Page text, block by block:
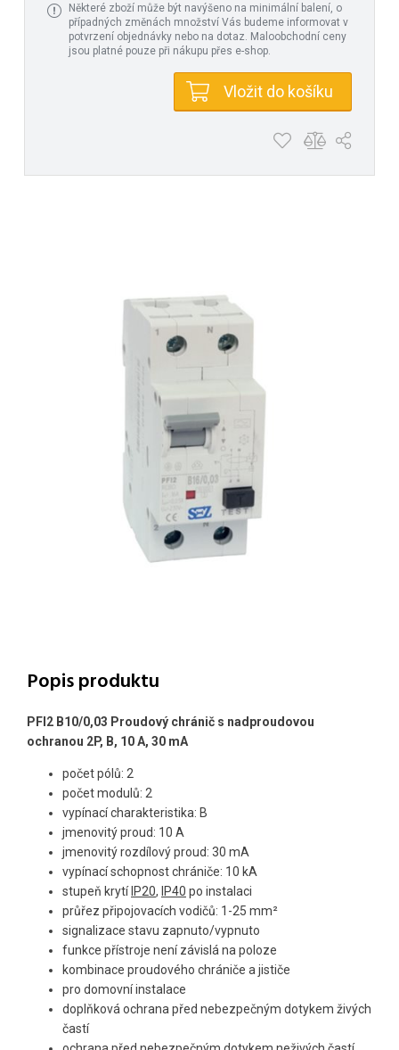
Některé zboží může být navýšeno na minimální balení, o
případných změnách množství Vás budeme informovat v
potvrzení objednávky nebo na dotaz. Maloobchodní ceny
jsou platné pouze při nákupu přes e-shop.
Vložit do košíku
Popis produktu
PFI2 B10/0,03 Proudový chránič s nadproudovou
ochranou 2P, B, 10 A, 30 mA
počet pólů: 2
počet modulů: 2
vypínací charakteristika: B
jmenovitý proud: 10 A
jmenovitý rozdílový proud: 30 mA
vypínací schopnost chrániče: 10 kA
stupeň krytí IP20, IP40 po instalaci
průřez připojovacích vodičů: 1-25 mm²
signalizace stavu zapnuto/vypnuto
funkce přístroje není závislá na poloze
kombinace proudového chrániče a jističe
pro domovní instalace
doplňková ochrana před nebezpečným dotykem živých
častí